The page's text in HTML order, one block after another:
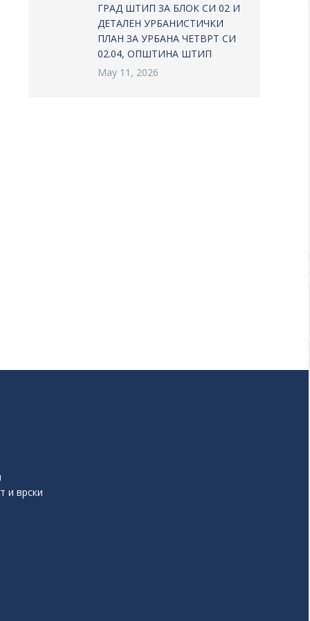
ГРАД ШТИП ЗА БЛОК СИ 02 И
ДЕТАЛЕН УРБАНИСТИЧКИ
ПЛАН ЗА УРБАНА ЧЕТВРТ СИ
02.04, ОПШТИНА ШТИП
May 11, 2026
и врски